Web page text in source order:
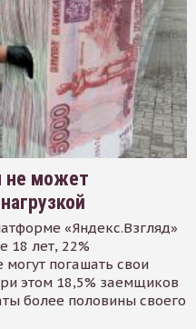
не может
«Яндекс.Взгляд»
18 лет, 22%
могут погашать свои
этом 18,5% заемщиков
более половины своего